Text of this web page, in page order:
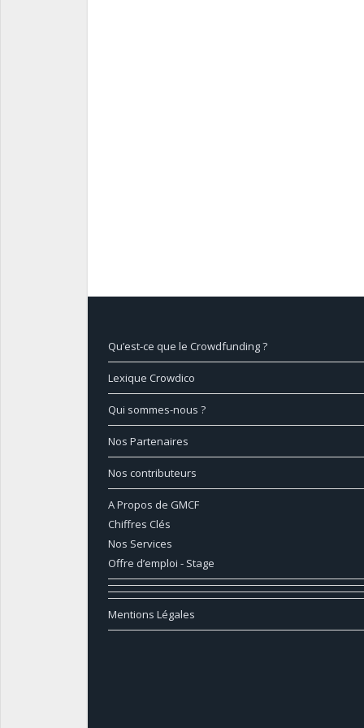
Qu’est-ce que le Crowdfunding ?
Lexique Crowdico
Qui sommes-nous ?
Nos Partenaires
Nos contributeurs
A Propos de GMCF
Chiffres Clés
Nos Services
Offre d’emploi - Stage
Mentions Légales